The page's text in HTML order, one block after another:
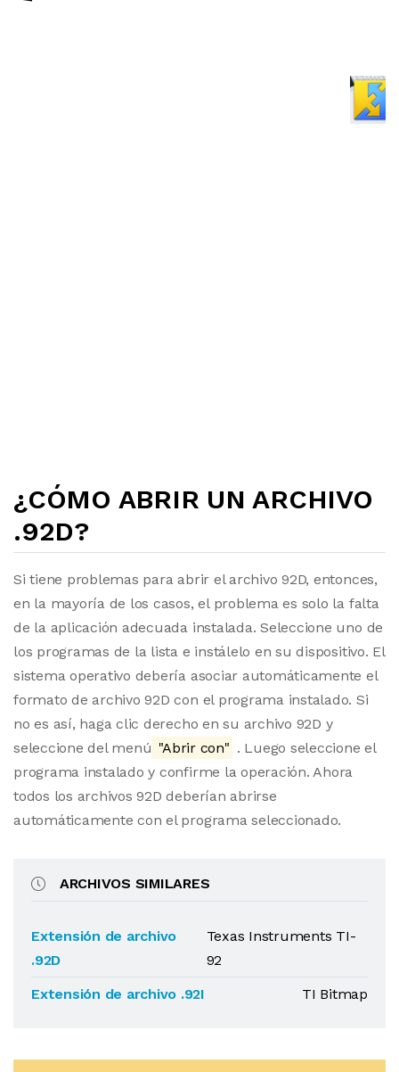
¿CÓMO ABRIR UN ARCHIVO
.92D?
Si tiene problemas para abrir el archivo 92D, entonces,
en la mayoría de los casos, el problema es solo la falta
de la aplicación adecuada instalada. Seleccione uno de
los programas de la lista e instálelo en su dispositivo. El
sistema operativo debería asociar automáticamente el
formato de archivo 92D con el programa instalado. Si
no es así, haga clic derecho en su archivo 92D y
seleccione del menú "Abrir con" . Luego seleccione el
programa instalado y confirme la operación. Ahora
todos los archivos 92D deberían abrirse
automáticamente con el programa seleccionado.
ARCHIVOS SIMILARES
Extensión de archivo
.92D
Texas Instruments TI-
92
Extensión de archivo .92I
TI Bitmap